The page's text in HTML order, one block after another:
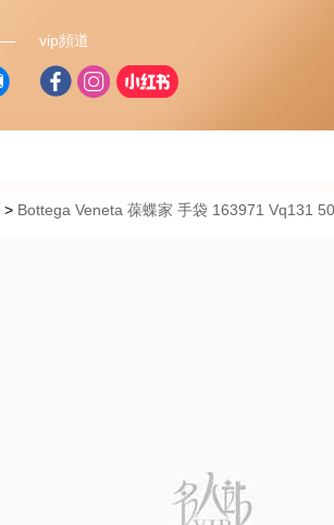
vip頻道
Bottega Veneta 葆蝶家 手袋 163971 Vq131